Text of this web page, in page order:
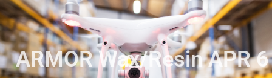
ARMOR Wax/Resin APR 6